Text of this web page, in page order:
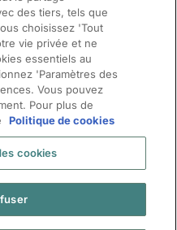
global workforce solutions
in a fast-changing world of work
managing the talent that enables
for hundreds of thousands of
with skilled talent while finding
millions of people across a wide
family of brands – Manpower,
substantially more value for
and territories and has done so
des tiers, tels que
choisissez 'Tout
vie privée et ne
essentiels au
'Paramètres des
Vous pouvez
Pour plus de
Politique de cookies
cookies